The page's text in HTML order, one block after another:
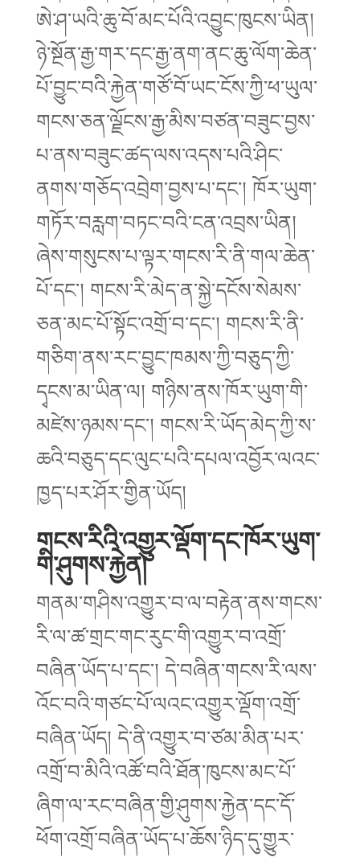
ཨེ་ཤ་ཡའི་ཆུ་བོ་མང་པོའི་འབྱུང་ཁུངས་ཡིན།
ཉེ་སྔོན་རྒྱ་གར་དང་རྒྱ་ནག་ནང་ཆུ་ལོག་ཆེན་
པོ་བྱུང་བའི་རྐྱེན་གཙོ་བོ་ཡང་ངོས་ཀྱི་ཕ་ཡུལ་
གངས་ཅན་ལྗོངས་རྒྱ་མིས་བཙན་བཟུང་བྱས་
པ་ནས་བཟུང་ཚད་ལས་འདས་པའི་ཤིང་
ནགས་གཅོད་འབྲེག་བྱས་པ་དང་། ཁོར་ཡུག་
གཏོར་བརླག་བཏང་བའི་ངན་འབྲས་ཡིན།
ཞེས་གསུངས་པ་ལྟར་གངས་རི་ནི་གལ་ཆེན་
པོ་དང་། གངས་རི་མེད་ན་སྐྱེ་དངོས་སེམས་
ཅན་མང་པོ་སྟོང་འགྲོ་བ་དང་། གངས་རི་ནི་
གཅིག་ནས་རང་བྱུང་ཁམས་ཀྱི་བཅུད་ཀྱི་
དྭངས་མ་ཡིན་ལ། གཉིས་ནས་ཁོར་ཡུག་གི་
མཛེས་ཉམས་དང་། གངས་རི་ཡོད་མེད་ཀྱི་ས་
ཆའི་བཅུད་དང་ལུང་པའི་དཔལ་འབྱོར་ལའང་
ཁྱད་པར་ཤོར་གྱིན་ཡོད།
གངས་རིའི་འགྱུར་ལྡོག་དང་ཁོར་ཡུག་
གི་ཤུགས་རྐྱེན།
གནམ་གཤིས་འགྱུར་བ་ལ་བརྟེན་ནས་གངས་
རི་ལ་ཚ་གྲང་གང་རུང་གི་འགྱུར་བ་འགྲོ་
བཞིན་ཡོད་པ་དང་། དེ་བཞིན་གངས་རི་ལས་
འོང་བའི་གཙང་པོ་ལའང་འགྱུར་ལྡོག་འགྲོ་
བཞིན་ཡོད། དེ་ནི་འགྱུར་བ་ཙམ་མིན་པར་
འགྲོ་བ་མིའི་འཚོ་བའི་ཐོན་ཁུངས་མང་པོ་
ཞིག་ལ་རང་བཞིན་གྱི་ཤུགས་རྐྱེན་དང་དོ་
ཕོག་འགྲོ་བཞིན་ཡོད་པ་ཆོས་ཉིད་དུ་གྱུར་